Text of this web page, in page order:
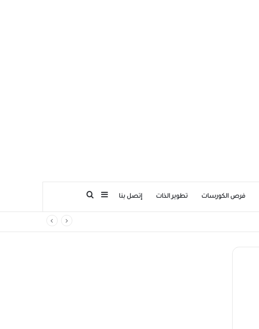
فرص الكورسات تطوير الذات إتصل بنا إضافة عمود جانبي
بحث عن